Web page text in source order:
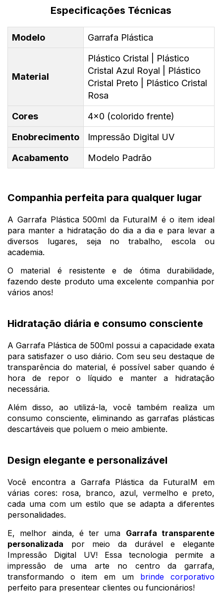
Especificações Técnicas
Modelo Garrafa Plástica
Material
Plástico Cristal | Plástico
Cristal Azul Royal | Plástico
Cristal Preto | Plástico Cristal
Rosa
Cores
4x0 (colorido frente)
Enobrecimento
Impressão Digital UV
Acabamento
Modelo Padrão
Companhia perfeita para qualquer lugar
A Garrafa Plástica 500ml da FuturaIM é o item ideal
para manter a hidratação do dia a dia e para levar a
diversos lugares, seja no trabalho, escola ou
academia.
O material é resistente e de ótima durabilidade,
fazendo deste produto uma excelente companhia por
vários anos!
Hidratação diária e consumo consciente
A Garrafa Plástica de 500ml possui a capacidade exata
para satisfazer o uso diário. Com seu seu destaque de
transparência do material, é possível saber quando é
hora de repor o líquido e manter a hidratação
necessária.
Além disso, ao utilizá-la, você também realiza um
consumo consciente, eliminando as garrafas plásticas
descartáveis que poluem o meio ambiente.
Design elegante e personalizável
Você encontra a Garrafa Plástica da FuturaIM em
várias cores: rosa, branco, azul, vermelho e preto,
cada uma com um estilo que se adapta a diferentes
personalidades.
E, melhor ainda, é ter uma Garrafa transparente
personalizada por meio da durável e elegante
Impressão Digital UV! Essa tecnologia permite a
impressão de uma arte no centro da garrafa,
transformando o item em um brinde corporativo
perfeito para presentear clientes ou funcionários!